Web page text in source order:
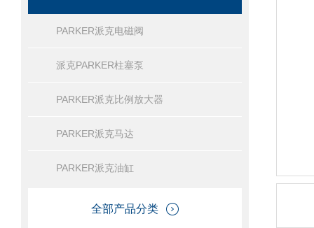
PARKER派克电磁阀
派克PARKER柱塞泵
PARKER派克比例放大器
PARKER派克马达
PARKER派克油缸
全部产品分类